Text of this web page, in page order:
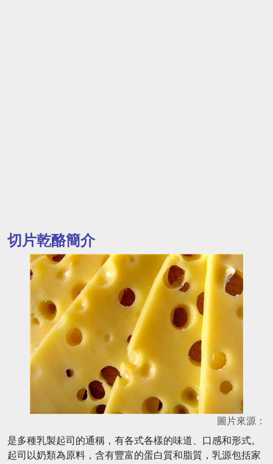
切片乾酪簡介
圖片來源：
是多種乳製起司的通稱，有各式各樣的味道、口感和形式。
起司以奶類為原料，含有豐富的蛋白質和脂質，乳源包括家